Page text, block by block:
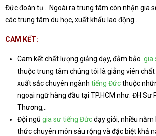
Đức đoàn tụ… Ngoài ra trung tâm còn nhận gia
các trung tâm du học, xuất khẩu lao động…
CAM KẾT:
Cam kết chất lượng giảng dạy, đảm bảo gia
thuộc trung tâm chúng tôi là giảng viên
xuất sắc chuyên ngành tiếng Đứcthuộc
ngoại ngữ hàng đầu tại TP.HCM như: ĐH Sư
Thương,..
Đội ngũ gia sư tiếng Đứcdạy giỏi, nhiều năm
thức chuyên môn sâu rộng và đặc biệt khả